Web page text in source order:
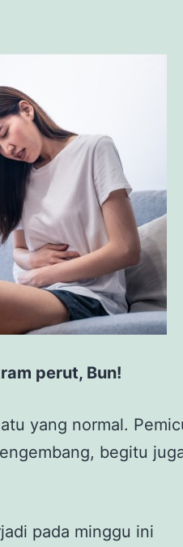
perut, Bun!
yang normal.
begitu
pada minggu ini